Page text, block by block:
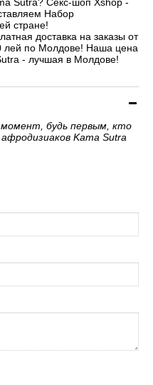
Sutra? Секс-шоп Xshop -
Набор
стране!
доставка на заказы от
лей по Молдове! Наша цена
- лучшая в Молдове!
будь первым, кто
Kama Sutra